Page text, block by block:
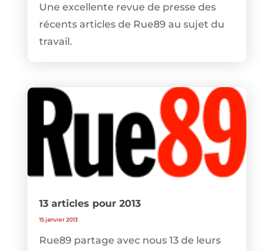
Une excellente revue de presse des
récents articles de Rue89 au sujet du
travail.
13 articles pour 2013
15 janvier 2013
Rue89 partage avec nous 13 de leurs